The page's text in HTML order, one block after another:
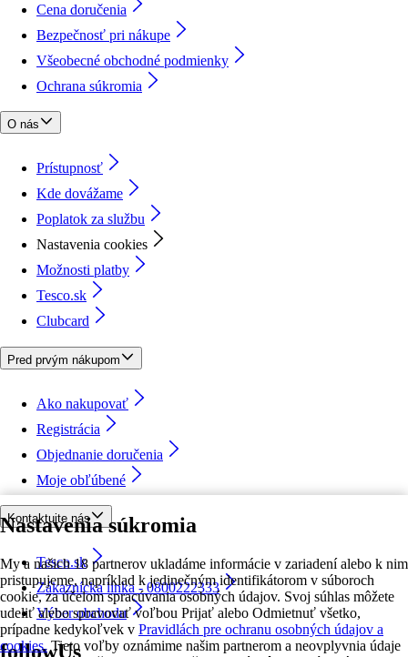
Nastavenia súkromia
My a našich 18 partnerov ukladáme informácie v zariadení alebo k nim
pristupujeme, napríklad k jedinečným identifikátorom v súboroch
cookie, za účelom spracúvania osobných údajov. Svoj súhlas môžete
udeliť alebo spravovať voľbou Prijať alebo Odmietnuť všetko,
prípadne kedykoľvek v Pravidlách pre ochranu osobných údajov a
cookies. Tieto voľby oznámime našim partnerom a neovplyvnia údaje
Cena doručenia
Bezpečnosť pri nákupe
Všeobecné obchodné podmienky
Ochrana súkromia
O nás
Prístupnosť
Kde dovážame
Poplatok za službu
Nastavenia cookies
Možnosti platby
Tesco.sk
Clubcard
Pred prvým nákupom
Ako nakupovať
Registrácia
Objednanie doručenia
Moje obľúbené
Kontaktujte nás
Tesco.sk
Zákaznícka linka - 0800222333
Výber obchodu
followUs